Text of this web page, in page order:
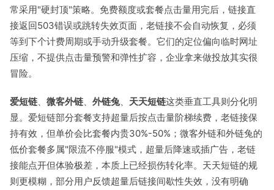
常采用"硬封顶"策略。免费额度或套餐点击量用完后，链接直
接返回503错误或跳转失效页面，老链接不会自动恢复，必须
等到下个计费周期或手动升级套餐。它们的定位偏向临时网址
压缩，不提供点击量预警和弹性扩容，企业拿来做投放其实很
冒险。
爱短链、 微客外链、 外链兔、 天天短链这类垂直工具则分化明
显。爱短链部分套餐支持超量后按点击量阶梯续费，老链接保
持有效，但单价会比套餐内贵30%-50%；微客外链和外链兔的
低价套餐多属"限流不停服"模式，超量后降速或插广告，老链
接能点开但体验极差，本质上已经损伤转化率。天天短链的规
则更模糊，部分用户反馈超量后链接间歇性失效，没有明确